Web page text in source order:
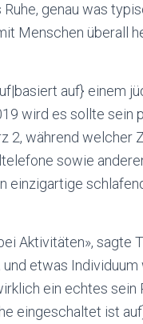
genau was
Menschen überall
auf} einem
wird es sollte sein
2, während welcher
sowie
einzigartige
Aktivitäten», sagte
etwas
ein echtes
eingeschaltet ist